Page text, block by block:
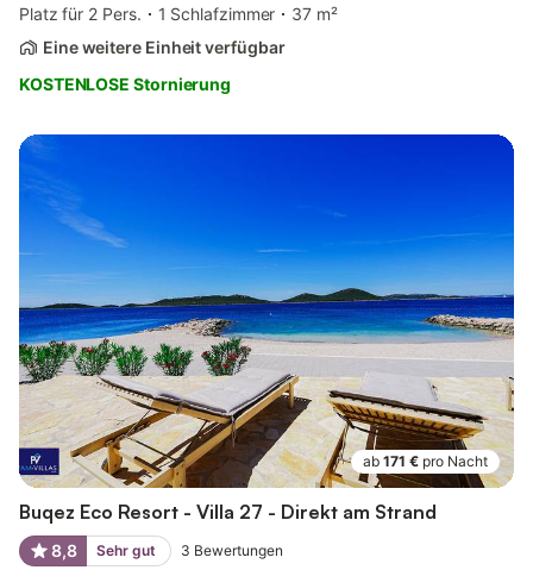
Platz für 2 Pers. 1 Schlafzimmer
37 m²
Eine weitere Einheit verfügbar
KOSTENLOSE Stornierung
ab 171 € pro Nacht
Buqez Eco Resort - Villa 27 - Direkt am Strand
8,8 Sehr gut 3 Bewertungen